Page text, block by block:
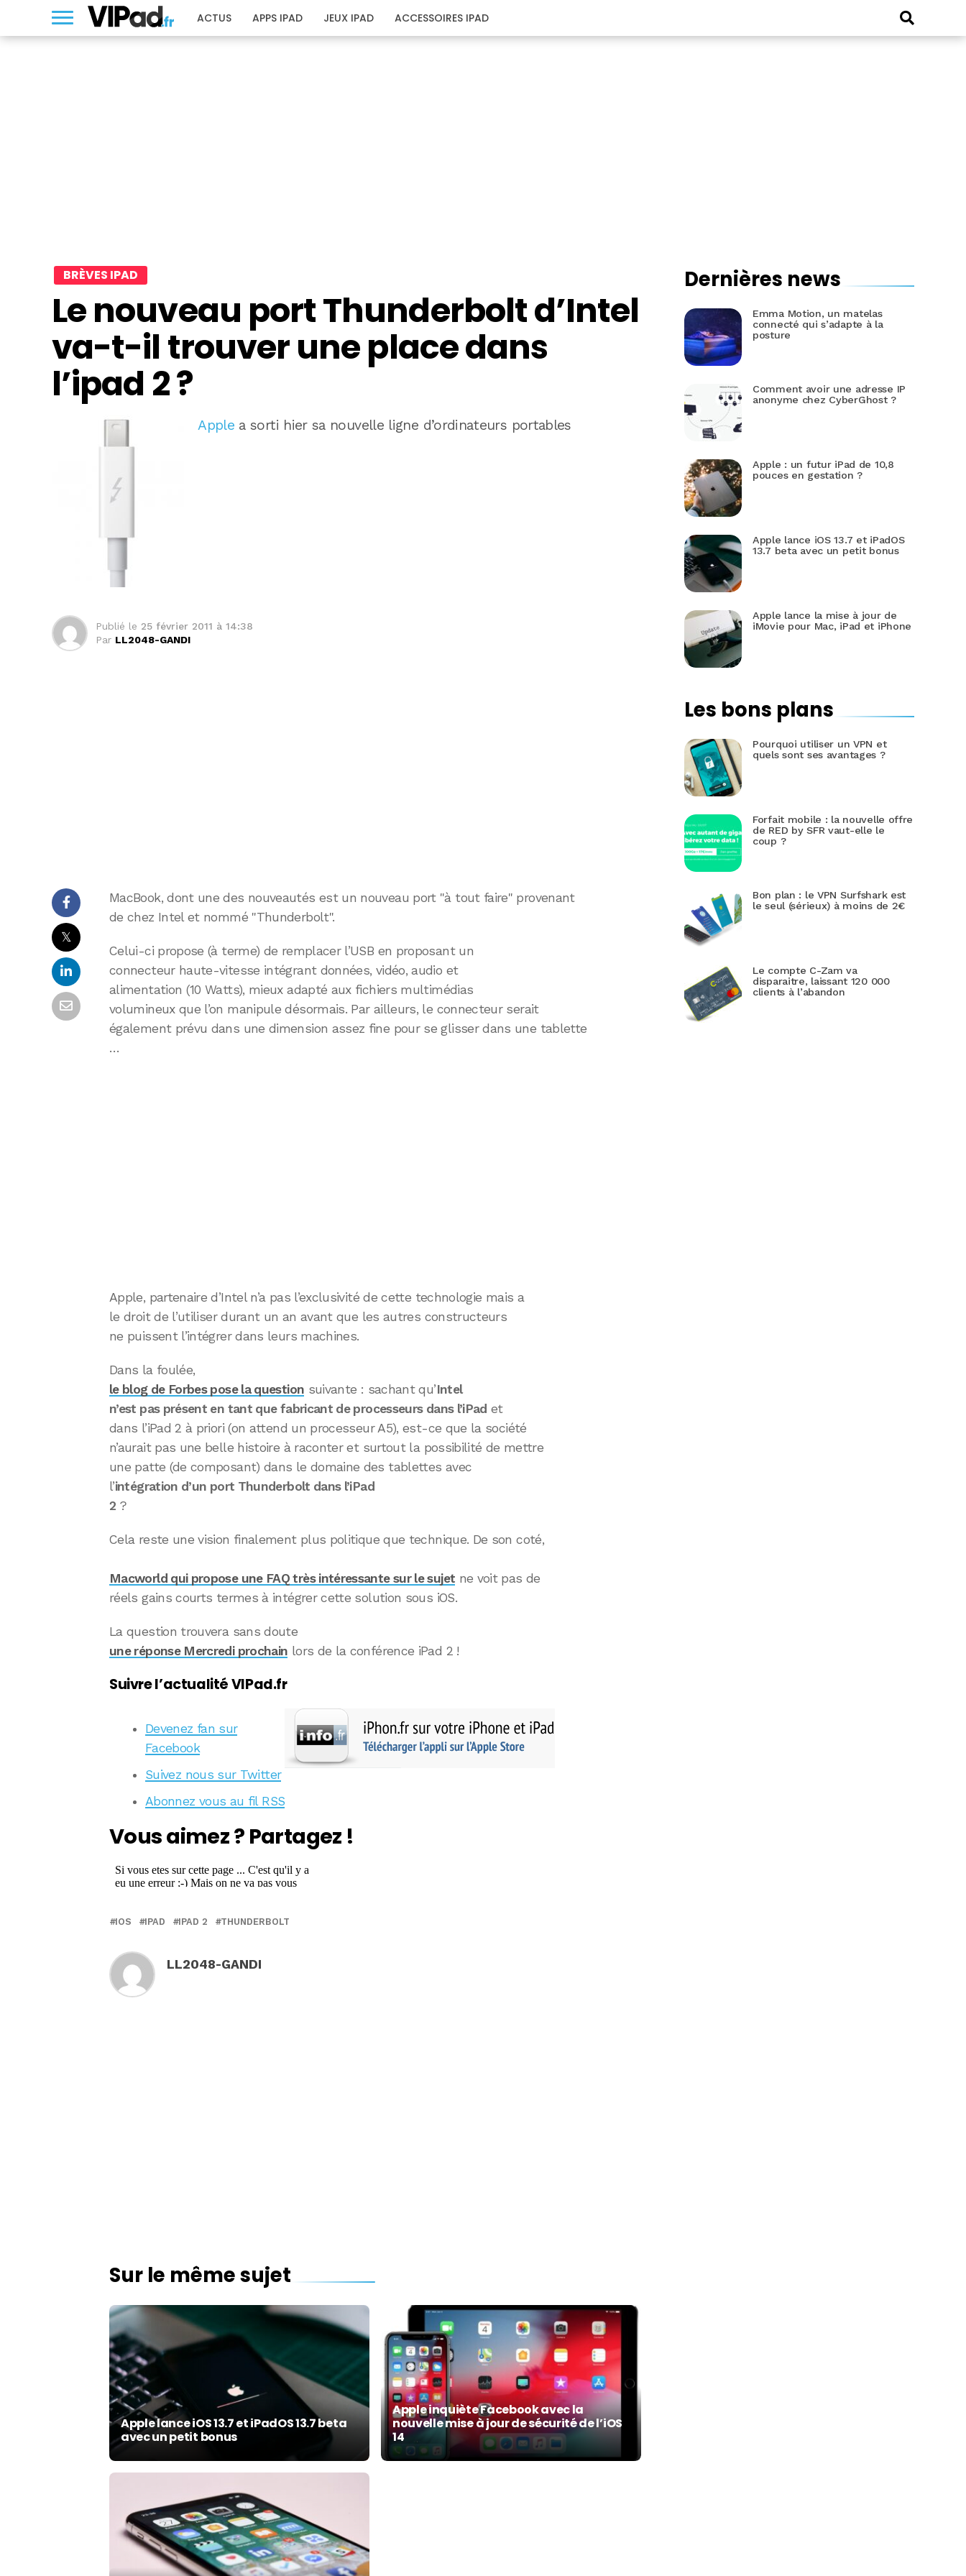
ACTUS APPS IPAD JEUX IPAD ACCESSOIRES IPAD
BRÈVES IPAD
Le nouveau port Thunderbolt d’Intel
va-t-il trouver une place dans
l’ipad 2 ?
Apple a sorti hier sa nouvelle ligne d’ordinateurs portables
Publié le 25 février 2011 à 14:38
Par LL2048-GANDI
𝕏
MacBook, dont une des nouveautés est un nouveau port "à tout faire" provenant
de chez Intel et nommé "Thunderbolt".
Celui-ci propose (à terme) de remplacer l’USB en proposant un
connecteur haute-vitesse intégrant données, vidéo, audio et
alimentation (10 Watts), mieux adapté aux fichiers multimédias
volumineux que l’on manipule désormais. Par ailleurs, le connecteur serait
également prévu dans une dimension assez fine pour se glisser dans une tablette
…
Apple, partenaire d’Intel n’a pas l’exclusivité de cette technologie mais a
le droit de l’utiliser durant un an avant que les autres constructeurs
ne puissent l’intégrer dans leurs machines.
Dans la foulée,
le blog de Forbes pose la question suivante : sachant qu’Intel
n’est pas présent en tant que fabricant de processeurs dans l’iPad et
dans l’iPad 2 à priori (on attend un processeur A5), est-ce que la société
n’aurait pas une belle histoire à raconter et surtout la possibilité de mettre
une patte (de composant) dans le domaine des tablettes avec
l’intégration d’un port Thunderbolt dans l’iPad
2 ?
Cela reste une vision finalement plus politique que technique. De son coté,
Macworld qui propose une FAQ très intéressante sur le sujet ne voit pas de
réels gains courts termes à intégrer cette solution sous iOS.
La question trouvera sans doute
une réponse Mercredi prochain lors de la conférence iPad 2 !
Suivre l’actualité VIPad.fr
Devenez fan sur
Facebook
Suivez nous sur Twitter
Abonnez vous au fil RSS
Vous aimez ? Partagez !
IOS IPAD IPAD 2 THUNDERBOLT
LL2048-GANDI
Sur le même sujet
Apple lance iOS 13.7 et iPadOS 13.7 beta
avec un petit bonus
Apple inquiète Facebook avec la
nouvelle mise à jour de sécurité de l’iOS
14
Dernières news
Emma Motion, un matelas
connecté qui s’adapte à la
posture
Comment avoir une adresse IP
anonyme chez CyberGhost ?
Apple : un futur iPad de 10,8
pouces en gestation ?
Apple lance iOS 13.7 et iPadOS
13.7 beta avec un petit bonus
Apple lance la mise à jour de
iMovie pour Mac, iPad et iPhone
Les bons plans
Pourquoi utiliser un VPN et
quels sont ses avantages ?
Forfait mobile : la nouvelle offre
de RED by SFR vaut-elle le
coup ?
Bon plan : le VPN Surfshark est
le seul (sérieux) à moins de 2€
Le compte C-Zam va
disparaitre, laissant 120 000
clients à l’abandon